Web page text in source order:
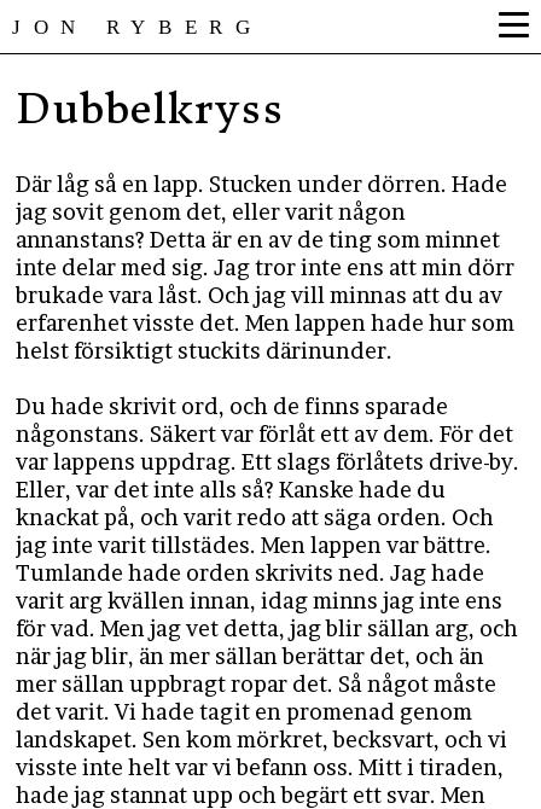
JON RYBERG
Dubbelkryss
Där låg så en lapp. Stucken under dörren. Hade
jag sovit genom det, eller varit någon
annanstans? Detta är en av de ting som minnet
inte delar med sig. Jag tror inte ens att min dörr
brukade vara låst. Och jag vill minnas att du av
erfarenhet visste det. Men lappen hade hur som
helst försiktigt stuckits därinunder.
Du hade skrivit ord, och de finns sparade
någonstans. Säkert var förlåt ett av dem. För det
var lappens uppdrag. Ett slags förlåtets drive-by.
Eller, var det inte alls så? Kanske hade du
knackat på, och varit redo att säga orden. Och
jag inte varit tillstädes. Men lappen var bättre.
Tumlande hade orden skrivits ned. Jag hade
varit arg kvällen innan, idag minns jag inte ens
för vad. Men jag vet detta, jag blir sällan arg, och
när jag blir, än mer sällan berättar det, och än
mer sällan uppbragt ropar det. Så något måste
det varit. Vi hade tagit en promenad genom
landskapet. Sen kom mörkret, becksvart, och vi
visste inte helt var vi befann oss. Mitt i tiraden,
hade jag stannat upp och begärt ett svar. Men